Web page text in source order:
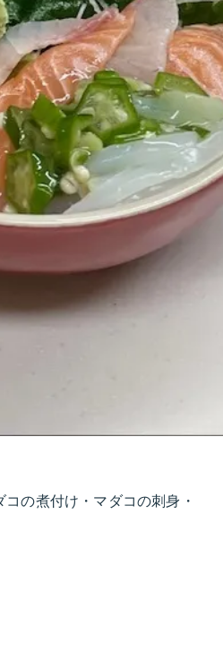
の煮付け・マダコの刺身・